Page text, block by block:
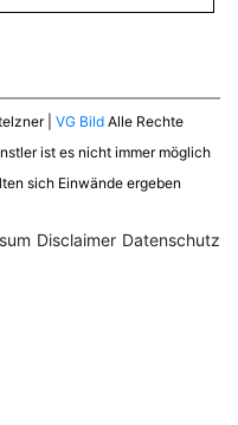
| VG Bild Alle Rechte
ist es nicht immer möglich
sich Einwände ergeben
Datenschutz
Disclaimer